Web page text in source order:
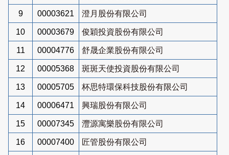
9 00003621 澄月股份有限公司
10 00003679 俊穎投資股份有限公司
11 00004776 舒晟企業股份有限公司
12 00005368 斑斑天使投資股份有限公司
13 00005705 杯思特環保科技股份有限公司
14 00006471 興瑞股份有限公司
15 00007345 灃源寓樂股份有限公司
16 00007400 匠管股份有限公司